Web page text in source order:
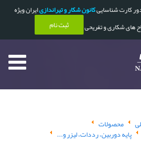
کارت شناساییکانون شکار و تیراندازیایران ویژه
های شکاری و تفریحی
ثبت نام
محصولات
پایه دوربین، رددات، لیزر و...